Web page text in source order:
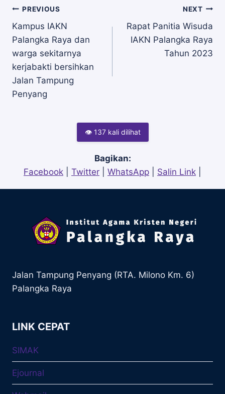
Navigasi
pos
PREVIOUS
Kampus IAKN
Palangka Raya dan
warga sekitarnya
kerjabakti bersihkan
Jalan Tampung
Penyang
NEXT
Rapat Panitia Wisuda
IAKN Palangka Raya
Tahun 2023
👁 137 kali dilihat
Bagikan:
Facebook
Twitter WhatsApp Salin Link
Jalan Tampung Penyang (RTA. Milono Km. 6)
Palangka Raya
LINK CEPAT
SIMAK
Ejournal